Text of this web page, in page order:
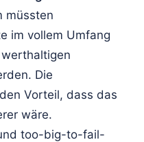
müssten
im vollem Umfang
Die
Vorteil, dass das
wäre.
too-big-to-fail-